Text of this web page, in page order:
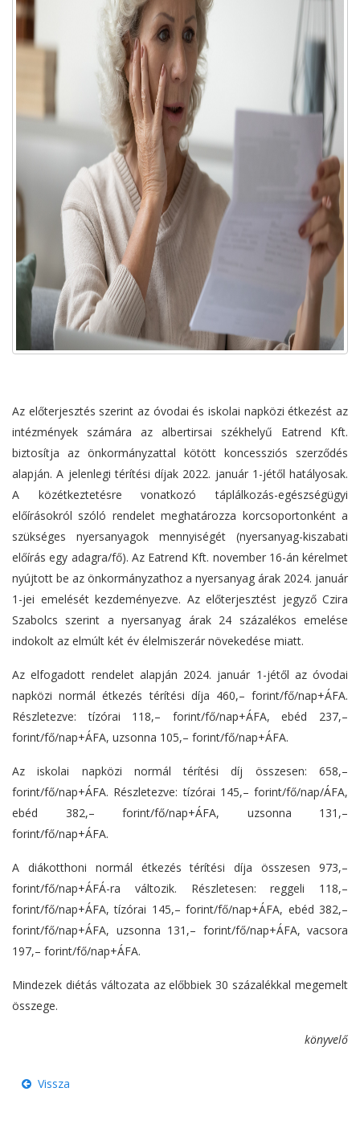
Az előterjesztés szerint az óvodai és iskolai napközi étkezést az
intézmények számára az albertirsai székhelyű Eatrend Kft.
biztosítja az önkormányzattal kötött koncessziós szerződés
alapján. A jelenlegi térítési díjak 2022. január 1-jétől hatályosak.
A közétkeztetésre vonatkozó táplálkozás-egészségügyi
előírásokról szóló rendelet meghatározza korcsoportonként a
szükséges nyersanyagok mennyiségét (nyersanyag-kiszabati
előírás egy adagra/fő). Az Eatrend Kft. november 16-án kérelmet
nyújtott be az önkormányzathoz a nyersanyag árak 2024. január
1-jei emelését kezdeményezve. Az előterjesztést jegyző Czira
Szabolcs szerint a nyersanyag árak 24 százalékos emelése
indokolt az elmúlt két év élelmiszerár növekedése miatt.
Az elfogadott rendelet alapján 2024. január 1-jétől az óvodai
napközi normál étkezés térítési díja 460,– forint/fő/nap+ÁFA.
Részletezve: tízórai 118,– forint/fő/nap+ÁFA, ebéd 237,–
forint/fő/nap+ÁFA, uzsonna 105,– forint/fő/nap+ÁFA.
Az iskolai napközi normál térítési díj összesen: 658,–
forint/fő/nap+ÁFA. Részletezve: tízórai 145,– forint/fő/nap/ÁFA,
ebéd 382,– forint/fő/nap+ÁFA, uzsonna 131,–
forint/fő/nap+ÁFA.
A diákotthoni normál étkezés térítési díja összesen 973,–
forint/fő/nap+ÁFÁ-ra változik. Részletesen: reggeli 118,–
forint/fő/nap+ÁFA, tízórai 145,– forint/fő/nap+ÁFA, ebéd 382,–
forint/fő/nap+ÁFA, uzsonna 131,– forint/fő/nap+ÁFA, vacsora
197,– forint/fő/nap+ÁFA.
Mindezek diétás változata az előbbiek 30 százalékkal megemelt
összege.
könyvelő
Vissza